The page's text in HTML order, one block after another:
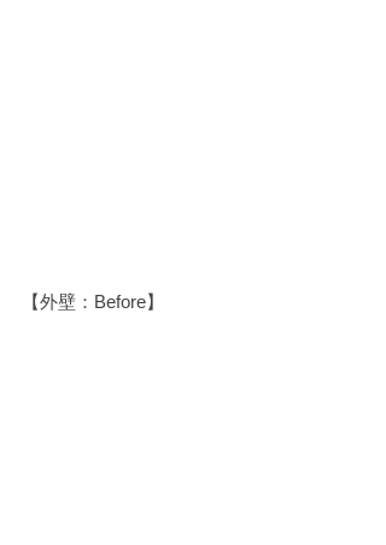
【外壁：Before】